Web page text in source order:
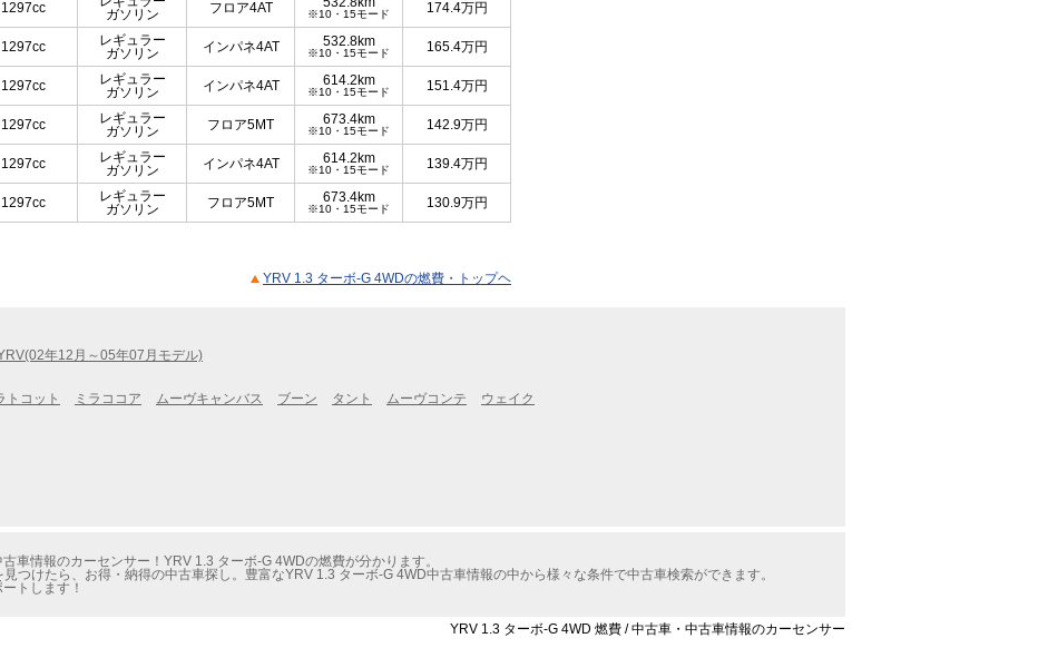
1297cc
ガソリン
フロア4AT ※10・15モード 174.4万円
1297cc
レギュラー
ガソリン
インパネ4AT 532.8km
※10・15モード 165.4万円
1297cc
レギュラー
ガソリン
インパネ4AT 614.2km
※10・15モード 151.4万円
1297cc
レギュラー
ガソリン
フロア5MT 673.4km
※10・15モード 142.9万円
1297cc
レギュラー
ガソリン
インパネ4AT 614.2km
※10・15モード 139.4万円
1297cc
レギュラー
ガソリン
フロア5MT 673.4km
※10・15モード 130.9万円
YRV 1.3 ターボ-G 4WDの燃費・トップヘ
年12月～05年07月モデル)
トコット ミラココア ムーヴキャンバス ブーン タント ムーヴコンテ ウェイク
車情報のカーセンサー！YRV 1.3 ターボ-G 4WDの燃費が分かります。
つけたら、お得・納得の中古車探し。豊富なYRV 1.3 ターボ-G 4WD中古車情報の中から様々な条件で中古車検索ができます。
トします！
YRV 1.3 ターボ-G 4WD 燃費 / 中古車・中古車情報のカーセンサー